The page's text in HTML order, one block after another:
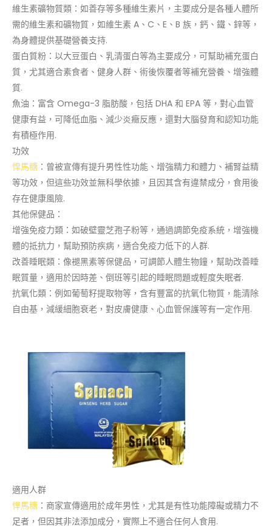
維生素礦物質類：如善存等多種維生素片，主要成分是各種人體所
需的維生素和礦物質，如維生素 A、C、E、B 族，鈣、鐵、鋅等，
為身體提供基礎營養支持.
蛋白質粉：以大豆蛋白、乳清蛋白等為主要成分，可幫助補充蛋白
質，尤其適合素食者、健身人群、術後恢覆者等補充營養、增強體
質.
魚油：富含 Omega-3 脂肪酸，包括 DHA 和 EPA 等，對心血管
健康有益，可降低血脂、減少炎癥反應，還對大腦發育和認知功能
有積極作用.
功效
悍馬糖 ：曾被宣傳有提升男性性功能、增強精力和體力、補腎益精
等功效，但這些功效並無科學依據，且因其含有違禁成分，食用後
存在健康風險.
其他保健品：
增強免疫力類：如破壁靈芝孢子粉等，通過調節免疫系統，增強機
體的抵抗力，幫助預防疾病，適合免疫力低下的人群.
改善睡眠類：像褪黑素等保健品，可調節人體生物鐘，幫助改善睡
眠質量，適用於因時差、倒班等引起的睡眠問題或輕度失眠者.
抗氧化類：例如葡萄籽提取物等，含有豐富的抗氧化物質，能清除
自由基，減緩細胞衰老，對皮膚健康、心血管保護等有一定作用.
適用人群
悍馬糖 ：商家宣傳適用於成年男性，尤其是有性功能障礙或精力不
足者，但因其非法添加成分，實際上不適合任何人食用.